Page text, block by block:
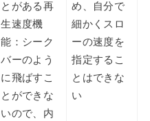
とがある再
生速度機
能：シーク
バーのよう
に飛ばすこ
とができな
いので、内
め、自分で
細かくスロ
ーの速度を
指定するこ
とはできな
い